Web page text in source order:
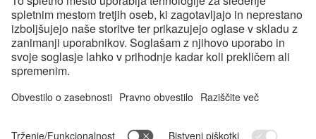
licenco za njihovo uporabo.
Apple, logotip Apple in Apple Watch so blagovne znamke družbe Apple
Inc. Google Play in logotip Google Play sta blagovni znamki družbe
Google LLC.